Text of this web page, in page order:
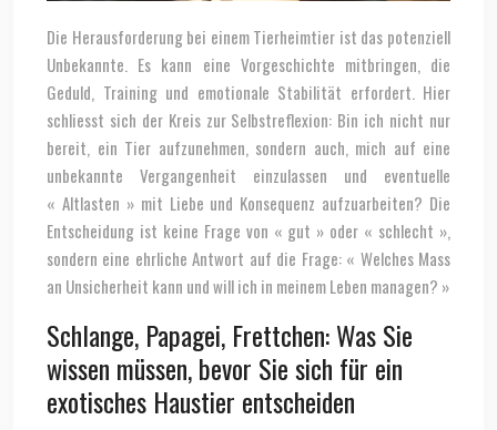
Die Herausforderung bei einem Tierheimtier ist das potenziell
Unbekannte. Es kann eine Vorgeschichte mitbringen, die
Geduld, Training und emotionale Stabilität erfordert. Hier
schliesst sich der Kreis zur Selbstreflexion: Bin ich nicht nur
bereit, ein Tier aufzunehmen, sondern auch, mich auf eine
unbekannte Vergangenheit einzulassen und eventuelle
« Altlasten » mit Liebe und Konsequenz aufzuarbeiten? Die
Entscheidung ist keine Frage von « gut » oder « schlecht »,
sondern eine ehrliche Antwort auf die Frage: « Welches Mass
an Unsicherheit kann und will ich in meinem Leben managen? »
Schlange, Papagei, Frettchen: Was Sie
wissen müssen, bevor Sie sich für ein
exotisches Haustier entscheiden